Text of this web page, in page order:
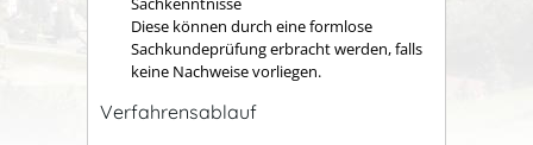
Diese können durch eine formlose
Sachkundeprüfung erbracht werden, falls
keine Nachweise vorliegen.
Verfahrensablauf